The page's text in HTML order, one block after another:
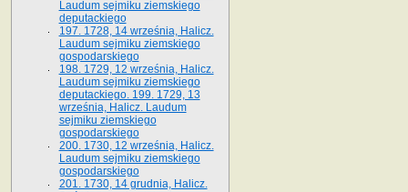
Laudum sejmiku ziemskiego
deputackiego
197. 1728, 14 września, Halicz.
Laudum sejmiku ziemskiego
gospodarskiego
198. 1729, 12 września, Halicz.
Laudum sejmiku ziemskiego
deputackiego. 199. 1729, 13
września, Halicz. Laudum
sejmiku ziemskiego
gospodarskiego
200. 1730, 12 września, Halicz.
Laudum sejmiku ziemskiego
gospodarskiego
201. 1730, 14 grudnia, Halicz.